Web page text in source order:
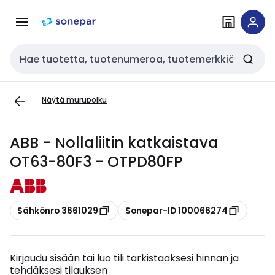
navigointiinsisältöön
Haku
Näytä murupolku
ABB - Nollaliitin katkaistava
OT63-80F3 - OTPD80FP
Kopioi
Sähkönro 3661029 Kopioi
Sonepar-ID 100066274
Kirjaudu sisään tai luo tili tarkistaaksesi hinnan ja
tehdäksesi tilauksen